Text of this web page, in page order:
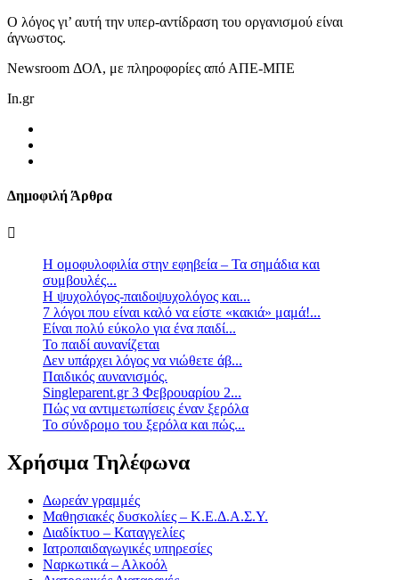
Ο λόγος γι’ αυτή την υπερ-αντίδραση του οργανισμού είναι
άγνωστος.
Newsroom ΔΟΛ, με πληροφορίες από ΑΠΕ-ΜΠΕ
In.gr
Δημοφιλή Άρθρα
Η ομοφυλοφιλία στην εφηβεία – Τα σημάδια και
συμβουλές...
Η ψυχολόγος-παιδοψυχολόγος και...
7 λόγοι που είναι καλό να είστε «κακιά» μαμά!...
Είναι πολύ εύκολο για ένα παιδί...
Το παιδί αυνανίζεται
Δεν υπάρχει λόγος να νιώθετε άβ...
Παιδικός αυνανισμός.
Singleparent.gr 3 Φεβρουαρίου 2...
Πώς να αντιμετωπίσεις έναν ξερόλα
Το σύνδρομο του ξερόλα και πώς...
Χρήσιμα Τηλέφωνα
Δωρεάν γραμμές
Μαθησιακές δυσκολίες – Κ.Ε.Δ.Α.Σ.Υ.
Διαδίκτυο – Καταγγελίες
Ιατροπαιδαγωγικές υπηρεσίες
Ναρκωτικά – Αλκοόλ